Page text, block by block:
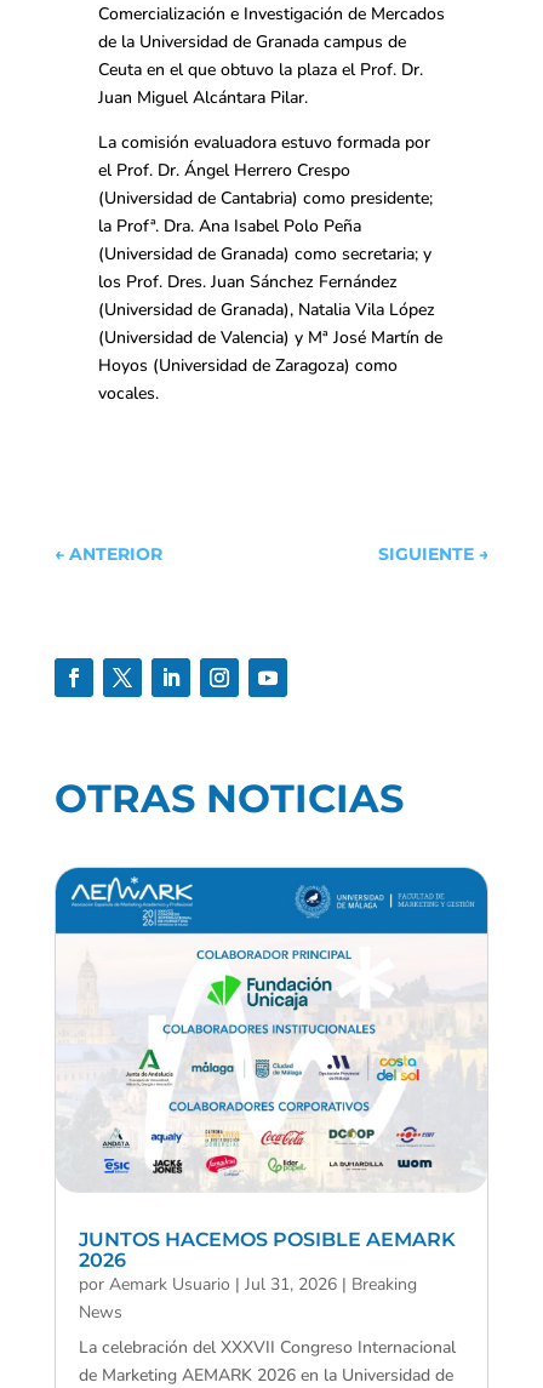
Comercialización e Investigación de Mercados
de la Universidad de Granada campus de
Ceuta en el que obtuvo la plaza el Prof. Dr.
Juan Miguel Alcántara Pilar.
La comisión evaluadora estuvo formada por
el Prof. Dr. Ángel Herrero Crespo
(Universidad de Cantabria) como presidente;
la Profª. Dra. Ana Isabel Polo Peña
(Universidad de Granada) como secretaria; y
los Prof. Dres. Juan Sánchez Fernández
(Universidad de Granada), Natalia Vila López
(Universidad de Valencia) y Mª José Martín de
Hoyos (Universidad de Zaragoza) como
vocales.
← ANTERIOR SIGUIENTE →
OTRAS NOTICIAS
JUNTOS HACEMOS POSIBLE AEMARK
2026
por Aemark Usuario | Jul 31, 2026| Breaking
News
La celebración del XXXVII Congreso Internacional
de Marketing AEMARK 2026 en la Universidad de